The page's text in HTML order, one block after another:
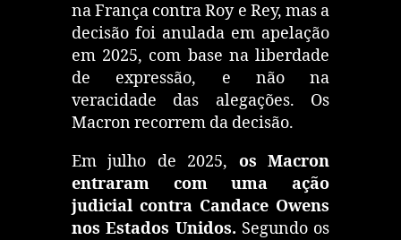
na França contra Roy e Rey, mas a
decisão foi anulada em apelação
em 2025, com base na liberdade
de expressão, e não na
veracidade das alegações. Os
Macron recorrem da decisão.
Em julho de 2025, os Macron
entraram com uma ação
judicial contra Candace Owens
nosEstados Unidos. Segundo os